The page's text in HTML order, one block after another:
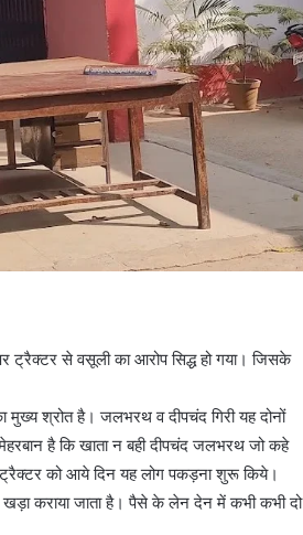
से वसूली का आरोप सिद्ध हो गया। जिसके
श्रोत है। जलभरथ व दीपचंद गिरी यह दोनों
है कि खाता न बही दीपचंद जलभरथ जो कहे
को आये दिन यह लोग पकड़ना शुरू किये।
कराया जाता है। पैसे के लेन देन में कभी कभी दो